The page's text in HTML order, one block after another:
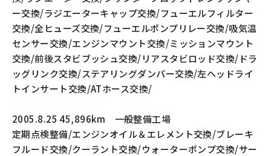
ー交換/ラジエーターキャップ交換/フューエルフィルター
交換/全ヒューズ交換/フューエルポンプリレー交換/吸気温
センサー交換/エンジンマウント交換/ミッションマウント
交換/前後スタビブッシュ交換/リアスタビロッド交換/ドラ
ッグリンク交換/ステアリングダンパー交換/左ヘッドライ
トインサート交換/ATホース交換/
2005.8.25 45,896km 一般整備工場
定期点検整備/エンジンオイル＆エレメント交換/ブレーキ
フルード交換/クーラント交換/ウォーターポンプ交換/サー